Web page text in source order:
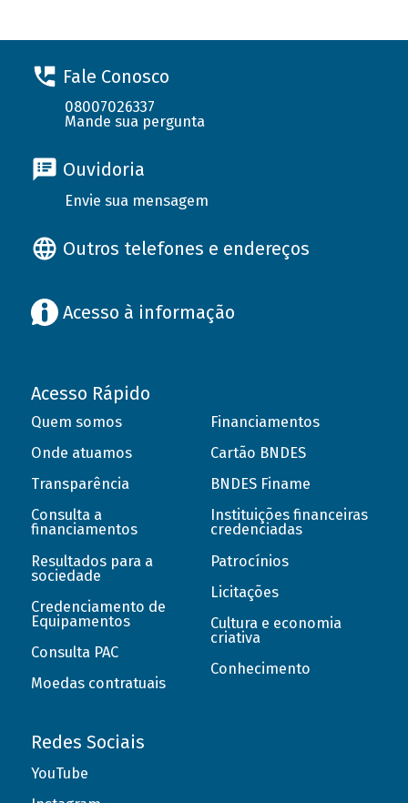
Fale Conosco
08007026337
Mande sua pergunta
Ouvidoria
Envie sua mensagem
Outros telefones e endereços
Acesso à informação
Acesso Rápido
Quem somos
Onde atuamos
Transparência
Consulta a
financiamentos
Resultados para a
sociedade
Credenciamento de
Equipamentos
Consulta PAC
Moedas contratuais
Financiamentos
Cartão BNDES
BNDES Finame
Instituições financeiras
credenciadas
Patrocínios
Licitações
Cultura e economia
criativa
Conhecimento
Redes Sociais
YouTube